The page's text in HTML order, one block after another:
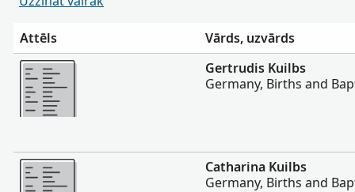
Attēls
Vārds, uzvārds
Vairāk
Gertrudis Kuilbs
Germany, Births and
Vairāk
Catharina Kuilbs
Germany, Births and